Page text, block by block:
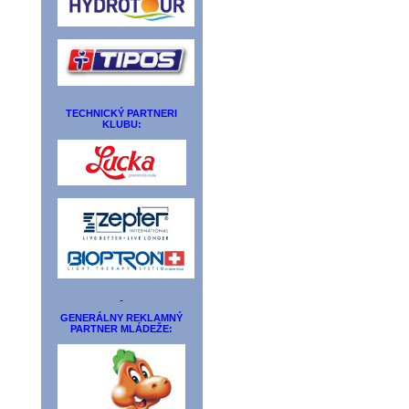
TECHNICKÝ PARTNERI
KLUBU:
GENERÁLNY REKLAMNÝ
PARTNER MLÁDEŽE: